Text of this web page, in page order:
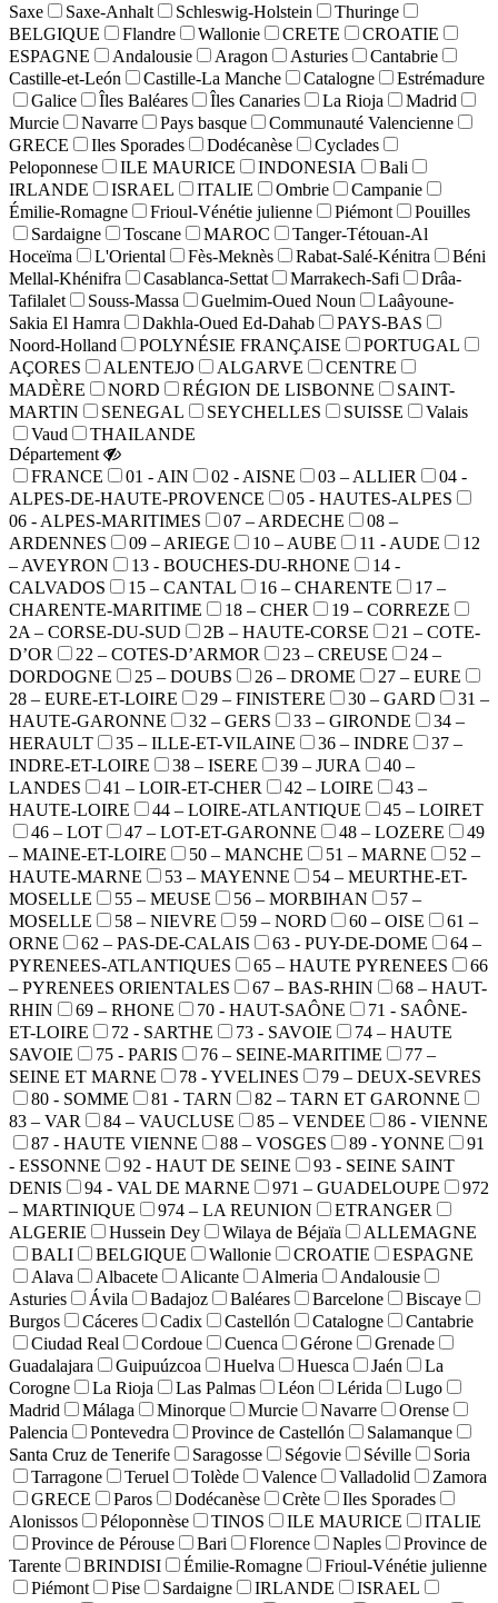
Saxe
Saxe-Anhalt Schleswig-Holstein
Thuringe
BELGIQUE
Flandre Wallonie CRETE
CROATIE
ESPAGNE
Andalousie Aragon Asturies
Cantabrie
Castille-et-León
Castille-La Manche Catalogne
Estrémadure
Galice
Îles Baléares Îles Canaries La Rioja
Madrid
Murcie
Navarre Pays basque
Communauté Valencienne
GRECE
Iles Sporades Dodécanèse
Cyclades
Peloponnese
ILE MAURICE INDONESIA
Bali
IRLANDE
ISRAEL ITALIE Ombrie
Campanie
Émilie-Romagne
Frioul-Vénétie julienne Piémont
Pouilles
Sardaigne
Toscane MAROC
Tanger-Tétouan-Al
Hoceïma
L'Oriental Fès-Meknès Rabat-Salé-Kénitra
Béni
Mellal-Khénifra
Casablanca-Settat Marrakech-Safi
Drâa-
Tafilalet
Souss-Massa Guelmim-Oued Noun
Laâyoune-
Sakia El Hamra
Dakhla-Oued Ed-Dahab
PAYS-BAS
Noord-Holland
POLYNÉSIE FRANÇAISE
PORTUGAL
AÇORES
ALENTEJO ALGARVE
CENTRE
MADÈRE
NORD RÉGION DE LISBONNE
SAINT-
MARTIN
SENEGAL SEYCHELLES SUISSE
Valais
Vaud
THAILANDE
Département
FRANCE
01 - AIN 02 - AISNE 03 – ALLIER
04 -
ALPES-DE-HAUTE-PROVENCE
05 - HAUTES-ALPES
06 - ALPES-MARITIMES
07 – ARDECHE
08 –
ARDENNES
09 – ARIEGE 10 – AUBE 11 - AUDE
12
– AVEYRON
13 - BOUCHES-DU-RHONE
14 -
CALVADOS
15 – CANTAL 16 – CHARENTE
17 –
CHARENTE-MARITIME
18 – CHER
19 – CORREZE
2A – CORSE-DU-SUD
2B – HAUTE-CORSE
21 – COTE-
D’OR
22 – COTES-D’ARMOR 23 – CREUSE
24 –
DORDOGNE
25 – DOUBS 26 – DROME
27 – EURE
28 – EURE-ET-LOIRE
29 – FINISTERE 30 – GARD
31 –
HAUTE-GARONNE
32 – GERS 33 – GIRONDE
34 –
HERAULT
35 – ILLE-ET-VILAINE 36 – INDRE
37 –
INDRE-ET-LOIRE
38 – ISERE 39 – JURA
40 –
LANDES
41 – LOIR-ET-CHER 42 – LOIRE
43 –
HAUTE-LOIRE
44 – LOIRE-ATLANTIQUE
45 – LOIRET
46 – LOT
47 – LOT-ET-GARONNE 48 – LOZERE
49
– MAINE-ET-LOIRE
50 – MANCHE 51 – MARNE
52 –
HAUTE-MARNE
53 – MAYENNE
54 – MEURTHE-ET-
MOSELLE
55 – MEUSE 56 – MORBIHAN
57 –
MOSELLE
58 – NIEVRE 59 – NORD 60 – OISE
61 –
ORNE
62 – PAS-DE-CALAIS 63 - PUY-DE-DOME
64 –
PYRENEES-ATLANTIQUES
65 – HAUTE PYRENEES
66
– PYRENEES ORIENTALES
67 – BAS-RHIN
68 – HAUT-
RHIN
69 – RHONE 70 - HAUT-SAÔNE
71 - SAÔNE-
ET-LOIRE
72 - SARTHE 73 - SAVOIE
74 – HAUTE
SAVOIE
75 - PARIS 76 – SEINE-MARITIME
77 –
SEINE ET MARNE
78 - YVELINES
79 – DEUX-SEVRES
80 - SOMME
81 - TARN
82 – TARN ET GARONNE
83 – VAR
84 – VAUCLUSE 85 – VENDEE
86 - VIENNE
87 - HAUTE VIENNE
88 – VOSGES 89 - YONNE
91
- ESSONNE
92 - HAUT DE SEINE
93 - SEINE SAINT
DENIS
94 - VAL DE MARNE 971 – GUADELOUPE
972
– MARTINIQUE
974 – LA REUNION
ETRANGER
ALGERIE
Hussein Dey Wilaya de Béjaïa
ALLEMAGNE
BALI
BELGIQUE Wallonie CROATIE
ESPAGNE
Alava
Albacete Alicante Almeria
Andalousie
Asturies
Ávila Badajoz Baléares Barcelone
Biscaye
Burgos
Cáceres Cadix Castellón Catalogne
Cantabrie
Ciudad Real
Cordoue Cuenca Gérone
Grenade
Guadalajara
Guipuúzcoa Huelva Huesca Jaén
La
Corogne
La Rioja Las Palmas Léon Lérida
Lugo
Madrid
Málaga Minorque Murcie Navarre
Orense
Palencia
Pontevedra Province de Castellón
Salamanque
Santa Cruz de Tenerife
Saragosse Ségovie Séville
Soria
Tarragone
Teruel Tolède Valence Valladolid
Zamora
GRECE
Paros Dodécanèse Crète
Iles Sporades
Alonissos
Péloponnèse TINOS ILE MAURICE
ITALIE
Province de Pérouse
Bari Florence Naples
Province de
Tarente
BRINDISI Émilie-Romagne
Frioul-Vénétie julienne
Piémont
Pise Sardaigne IRLANDE
ISRAEL